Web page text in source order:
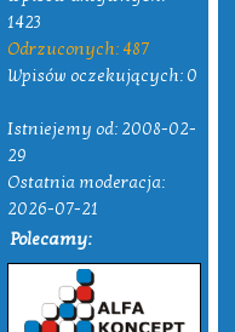
1423
Odrzuconych: 487
Wpisów oczekujących: 0
Istniejemy od: 2008-02-
29
Ostatnia moderacja:
2026-07-21
Polecamy: